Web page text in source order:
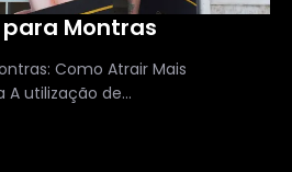
Montras
Como Atrair Mais
A utilização de...